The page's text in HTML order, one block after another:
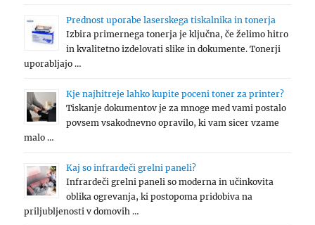
Prednost uporabe laserskega tiskalnika in tonerja
Izbira primernega tonerja je ključna, če želimo hitro
in kvalitetno izdelovati slike in dokumente. Tonerji
uporabljajo …
Kje najhitreje lahko kupite poceni toner za printer?
Tiskanje dokumentov je za mnoge med vami postalo
povsem vsakodnevno opravilo, ki vam sicer vzame
malo …
Kaj so infrardeči grelni paneli?
Infrardeči grelni paneli so moderna in učinkovita
oblika ogrevanja, ki postopoma pridobiva na
priljubljenosti v domovih …